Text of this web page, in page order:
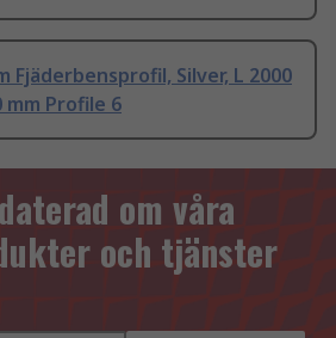
Fjäderbensprofil, Silver, L 2000
mm Profile 6
om våra
och tjänster